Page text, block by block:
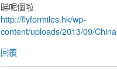
睇呢個啦
http://flyformiles.hk/wp-
content/uploads/2013/09/
回覆